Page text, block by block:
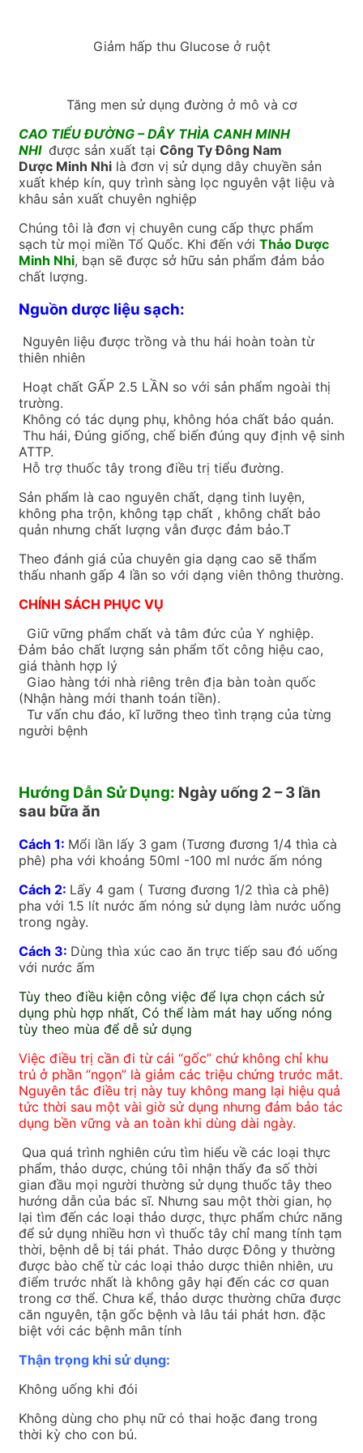
Giảm hấp thu Glucose ở ruột
Tăng men sử dụng đường ở mô và cơ
CAO TIỂU ĐƯỜNG – DÂY THÌA CANH MINH
NHI được sản xuất tại Công Ty Đông Nam
Dược Minh Nhi là đơn vị sử dụng dây chuyền sản
xuất khép kín, quy trình sàng lọc nguyên vật liệu và
khâu sản xuất chuyên nghiệp
Chúng tôi là đơn vị chuyên cung cấp thực phẩm
sạch từ mọi miền Tổ Quốc. Khi đến với Thảo Dược
Minh Nhi, bạn sẽ được sở hữu sản phẩm đảm bảo
chất lượng.
Nguồn dược liệu sạch:
Nguyên liệu được trồng và thu hái hoàn toàn từ
thiên nhiên
Hoạt chất GẤP 2.5 LẦN so với sản phẩm ngoài thị
trường.
Không có tác dụng phụ, không hóa chất bảo quản.
Thu hái, Đúng giống, chế biến đúng quy định vệ sinh
ATTP.
Hỗ trợ thuốc tây trong điều trị tiểu đường.
Sản phẩm là cao nguyên chất, dạng tinh luyện,
không pha trộn, không tạp chất , không chất bảo
quản nhưng chất lượng vẫn được đảm bảo.T
Theo đánh giá của chuyên gia dạng cao sẽ thẩm
thấu nhanh gấp 4 lần so với dạng viên thông thường.
CHÍNH SÁCH PHỤC VỤ
Giữ vững phẩm chất và tâm đức của Y nghiệp.
Đảm bảo chất lượng sản phẩm tốt công hiệu cao,
giá thành hợp lý
Giao hàng tới nhà riêng trên địa bàn toàn quốc
(Nhận hàng mới thanh toán tiền).
Tư vấn chu đáo, kĩ lưỡng theo tình trạng của từng
người bệnh
Hướng Dẫn Sử Dụng: Ngày uống 2 – 3 lần
sau bữa ăn
Cách 1: Mổi lần lấy 3 gam (Tương đương 1/4 thìa cà
phê) pha với khoảng 50ml -100 ml nước ấm nóng
Cách 2: Lấy 4 gam ( Tương đương 1/2 thìa cà phê)
pha với 1.5 lít nước ấm nóng sử dụng làm nước uống
trong ngày.
Cách 3: Dùng thìa xúc cao ăn trực tiếp sau đó uống
với nước ấm
Tùy theo điều kiện công việc để lựa chọn cách sử
dụng phù hợp nhất, Có thể làm mát hay uống nóng
tùy theo mùa để dễ sử dụng
Việc điều trị cần đi từ cái “gốc” chứ không chỉ khu
trú ở phần “ngọn” là giảm các triệu chứng trước mắt.
Nguyên tắc điều trị này tuy không mang lại hiệu quả
tức thời sau một vài giờ sử dụng nhưng đảm bảo tác
dụng bền vững và an toàn khi dùng dài ngày.
Qua quá trình nghiên cứu tìm hiểu về các loại thực
phẩm, thảo dược, chúng tôi nhận thấy đa số thời
gian đầu mọi người thường sử dụng thuốc tây theo
hướng dẫn của bác sĩ. Nhưng sau một thời gian, họ
lại tìm đến các loại thảo dược, thực phẩm chức năng
để sử dụng nhiều hơn vì thuốc tây chỉ mang tính tạm
thời, bệnh dễ bị tái phát. Thảo dược Đông y thường
được bào chế từ các loại thảo dược thiên nhiên, ưu
điểm trước nhất là không gây hại đến các cơ quan
trong cơ thể. Chưa kể, thảo dược thường chữa được
căn nguyên, tận gốc bệnh và lâu tái phát hơn. đặc
biệt với các bệnh mân tính
Thận trọng khi sử dụng:
Không uống khi đói
Không dùng cho phụ nữ có thai hoặc đang trong
thời kỳ cho con bú.